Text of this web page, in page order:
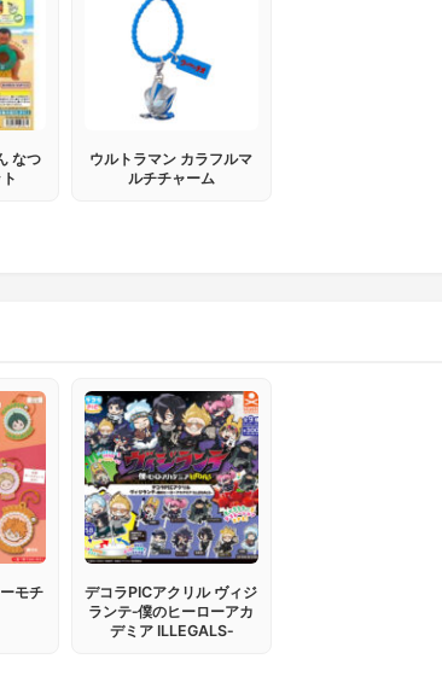
なつ
ウルトラマン カラフルマ
ルチチャーム
モチ
デコラPICアクリル ヴィジ
ランテ‐僕のヒーローアカ
デミア ILLEGALS‐